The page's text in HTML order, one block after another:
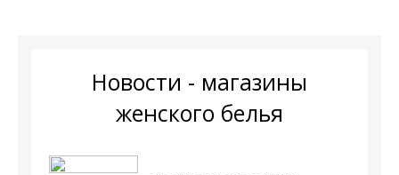
Новости - магазины
женского белья